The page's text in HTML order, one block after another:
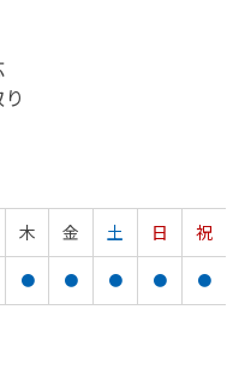
木 金 土 日
祝
● ● ● ● ●